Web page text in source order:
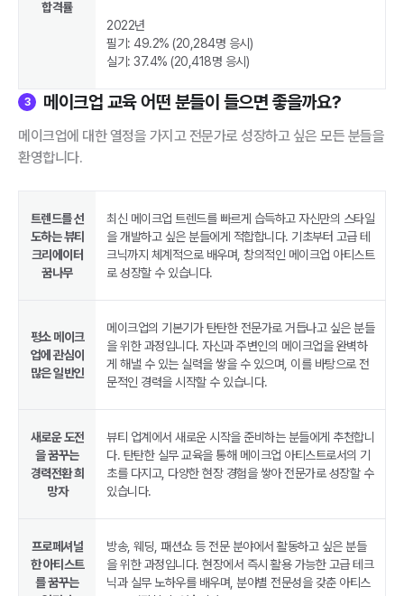
합격률
2022년
필기: 49.2% (20,284명 응시)
실기: 37.4% (20,418명 응시)
3 메이크업 교육 어떤 분들이 들으면 좋을까요?
메이크업에 대한 열정을 가지고 전문가로 성장하고 싶은 모든 분들을
환영합니다.
트렌드를 선
도하는 뷰티
크리에이터
꿈나무
최신 메이크업 트렌드를 빠르게 습득하고 자신만의 스타일
을 개발하고 싶은 분들에게 적합합니다. 기초부터 고급 테
크닉까지 체계적으로 배우며, 창의적인 메이크업 아티스트
로 성장할 수 있습니다.
평소 메이크
업에 관심이
많은 일반인
메이크업의 기본기가 탄탄한 전문가로 거듭나고 싶은 분들
을 위한 과정입니다. 자신과 주변인의 메이크업을 완벽하
게 해낼 수 있는 실력을 쌓을 수 있으며, 이를 바탕으로 전
문적인 경력을 시작할 수 있습니다.
새로운 도전
을 꿈꾸는
경력전환 희
망자
뷰티 업계에서 새로운 시작을 준비하는 분들에게 추천합니
다. 탄탄한 실무 교육을 통해 메이크업 아티스트로서의 기
초를 다지고, 다양한 현장 경험을 쌓아 전문가로 성장할 수
있습니다.
프로페셔널
한 아티스트
를 꿈꾸는
방송, 웨딩, 패션쇼 등 전문 분야에서 활동하고 싶은 분들
을 위한 과정입니다. 현장에서 즉시 활용 가능한 고급 테크
닉과 실무 노하우를 배우며, 분야별 전문성을 갖춘 아티스